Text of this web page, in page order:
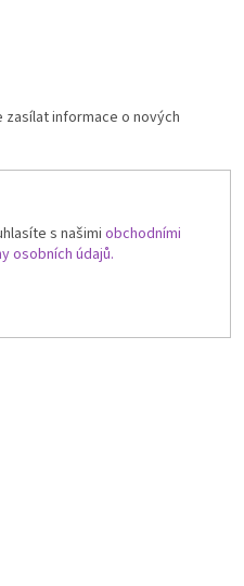
zasílat informace o nových
s našimi obchodními
osobních údajů.